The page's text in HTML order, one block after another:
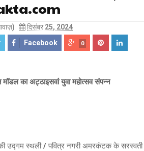
दिसंबर 25, 2024
Facebook 0
मॉडल का अट्ठाइसवां युवा महोत्सव संपन्न
की उद्गम स्थली / पवित्र नगरी अमरकंटक के सरस्वती